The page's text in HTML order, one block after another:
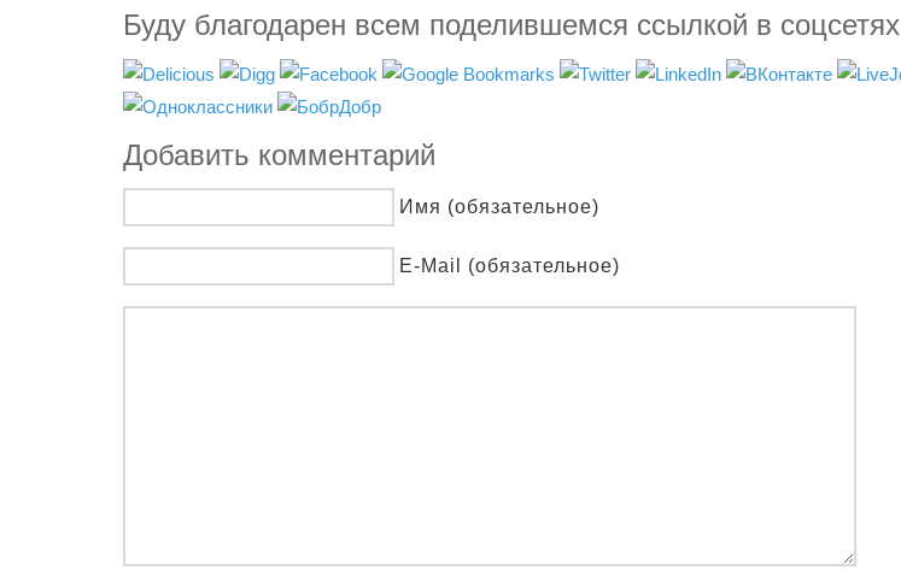
Буду благодарен всем поделившемся ссылкой в соцсетях
Добавить комментарий
Имя (обязательное)
E-Mail (обязательное)